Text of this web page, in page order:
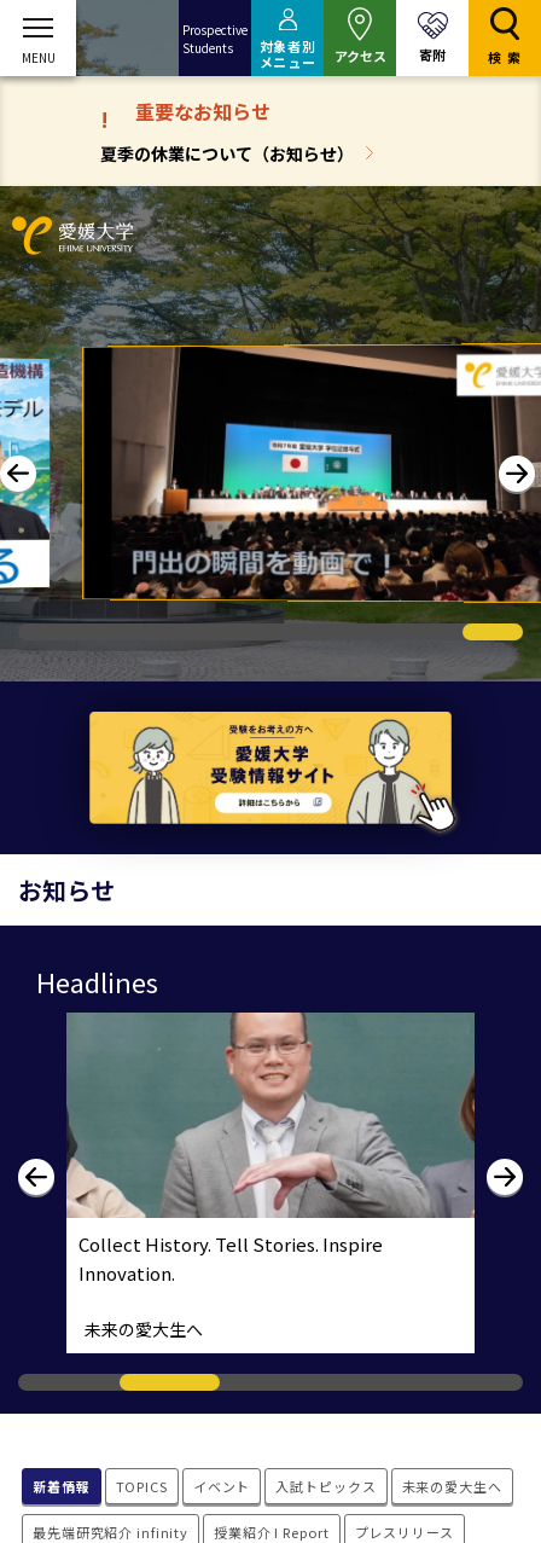
Prospective
Students
対象者別
メニュー
アクセス 寄附 検索
! 重要なお知らせ
夏季の休業について（お知らせ）
お知らせ
Headlines
Collect History. Tell Stories. Inspire
Innovation.
未来の愛大生へ
新着情報 TOPICS イベント 入試トピックス 未来の愛大生へ
最先端研究紹介 infinity 授業紹介 I Report プレスリリース